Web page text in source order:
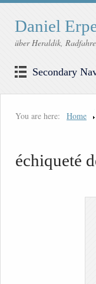
Daniel
über Heraldik,
Secondary
You are here: Home
échiqueté